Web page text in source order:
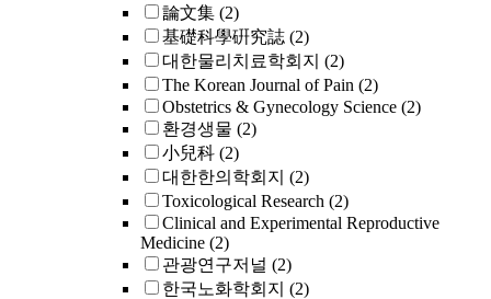
論文集 (2)
基礎科學硏究誌 (2)
대한물리치료학회지 (2)
The Korean Journal of Pain (2)
Obstetrics & Gynecology Science (2)
환경생물 (2)
小兒科 (2)
대한한의학회지 (2)
Toxicological Research (2)
Clinical and Experimental Reproductive
Medicine (2)
관광연구저널 (2)
한국노화학회지 (2)